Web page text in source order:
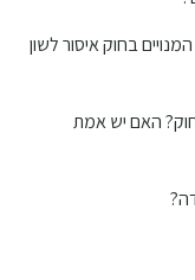
בחוק איסור לשון
האם יש אמת